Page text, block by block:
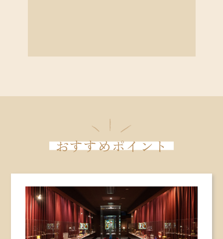
おすすめポイント